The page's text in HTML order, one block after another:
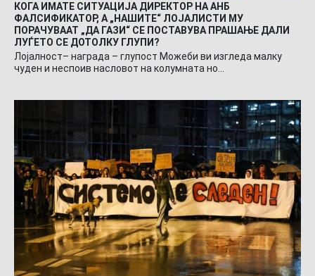
КОГА ИМАТЕ СИТУАЦИЈА ДИРЕКТОР НА АНБ
ФАЛСИФИКАТОР, А „НАШИТЕ“ ЛОЈАЛИСТИ МУ
ПОРАЧУВААТ „ДА ГАЗИ“ СЕ ПОСТАВУВА ПРАШАЊЕ ДАЛИ
ЛУЃЕТО СЕ ДОТОЛКУ ГЛУПИ?
Лојалност– награда – глупост Можеби ви изгледа малку
чуден и неспоив насловот на колумната но…